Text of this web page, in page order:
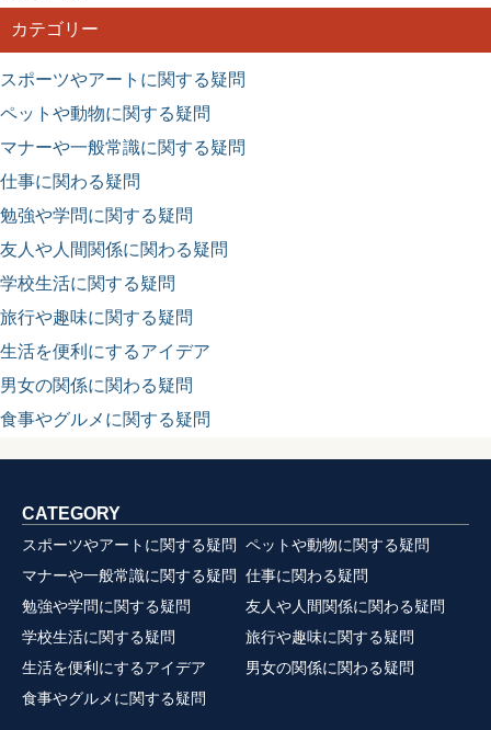
カテゴリー
スポーツやアートに関する疑問
ペットや動物に関する疑問
マナーや一般常識に関する疑問
仕事に関わる疑問
勉強や学問に関する疑問
友人や人間関係に関わる疑問
学校生活に関する疑問
旅行や趣味に関する疑問
生活を便利にするアイデア
男女の関係に関わる疑問
食事やグルメに関する疑問
CATEGORY
スポーツやアートに関する疑問
ペットや動物に関する疑問
マナーや一般常識に関する疑問
仕事に関わる疑問
勉強や学問に関する疑問
友人や人間関係に関わる疑問
学校生活に関する疑問
旅行や趣味に関する疑問
生活を便利にするアイデア
男女の関係に関わる疑問
食事やグルメに関する疑問